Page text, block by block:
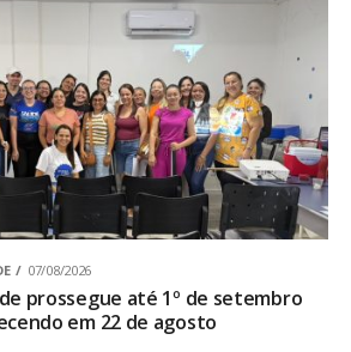
07/08/2026
prossegue até 1º de setembro
em 22 de agosto